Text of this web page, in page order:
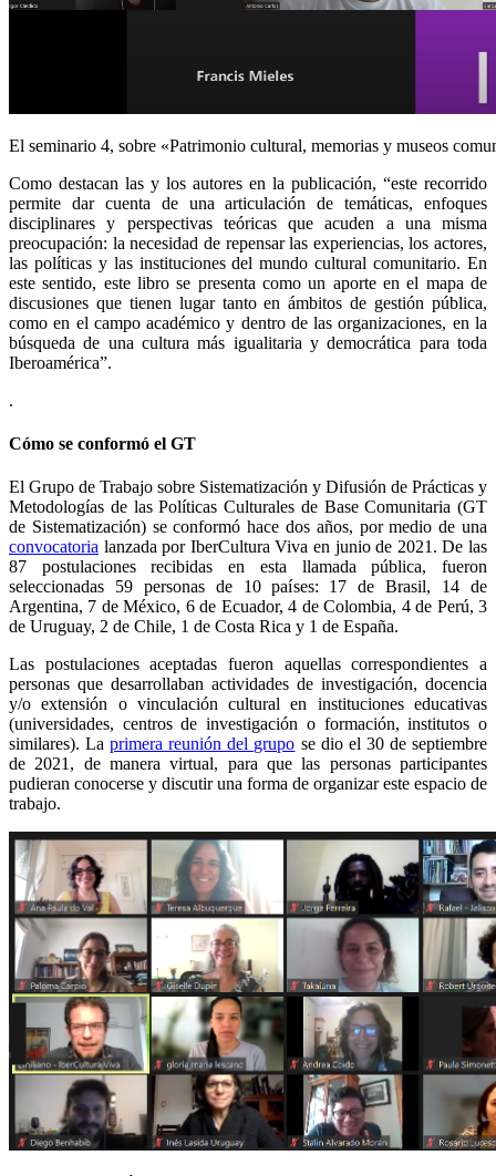
El seminario 4, sobre «Patrimonio cultural, memorias y museos
Como destacan las y los autores en la publicación, “este recorrido
permite dar cuenta de una articulación de temáticas, enfoques
disciplinares y perspectivas teóricas que acuden a una misma
preocupación: la necesidad de repensar las experiencias, los actores,
las políticas y las instituciones del mundo cultural comunitario. En
este sentido, este libro se presenta como un aporte en el mapa de
discusiones que tienen lugar tanto en ámbitos de gestión pública,
como en el campo académico y dentro de las organizaciones, en la
búsqueda de una cultura más igualitaria y democrática para toda
Iberoamérica”.
.
Cómo se conformó el GT
El Grupo de Trabajo sobre Sistematización y Difusión de Prácticas y
Metodologías de las Políticas Culturales de Base Comunitaria (GT
de Sistematización) se conformó hace dos años, por medio de una
convocatoria lanzada por IberCultura Viva en junio de 2021. De las
87 postulaciones recibidas en esta llamada pública, fueron
seleccionadas 59 personas de 10 países: 17 de Brasil, 14 de
Argentina, 7 de México, 6 de Ecuador, 4 de Colombia, 4 de Perú, 3
de Uruguay, 2 de Chile, 1 de Costa Rica y 1 de España.
Las postulaciones aceptadas fueron aquellas correspondientes a
personas que desarrollaban actividades de investigación, docencia
y/o extensión o vinculación cultural en instituciones educativas
(universidades, centros de investigación o formación, institutos o
similares). Laprimera reunión del grupo se dio el 30 de septiembre
de 2021, de manera virtual, para que las personas participantes
pudieran conocerse y discutir una forma de organizar este espacio de
trabajo.